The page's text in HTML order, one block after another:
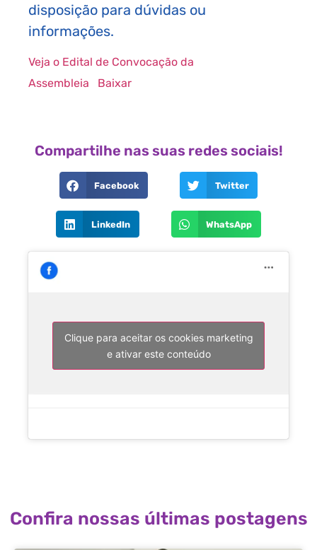
disposição para dúvidas ou
informações.
Veja o Edital de Convocação da
Assembleia
Baixar
Compartilhe nas suas redes sociais!
Facebook Twitter
LinkedIn WhatsApp
Clique para aceitar os cookies marketing
e ativar este conteúdo
Confira nossas últimas postagens